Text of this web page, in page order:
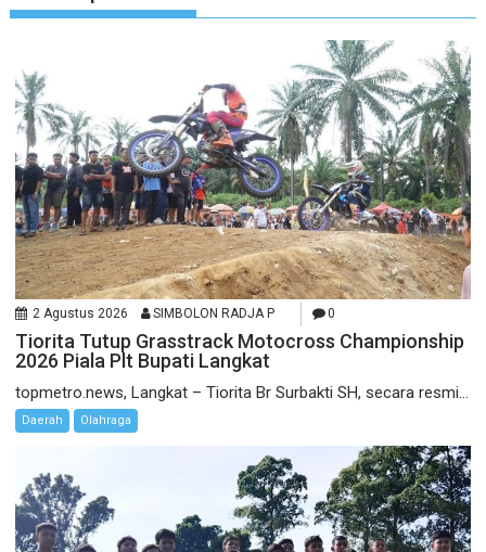
2 Agustus 2026 SIMBOLON RADJA P 0
Tiorita Tutup Grasstrack Motocross Championship
2026 Piala Plt Bupati Langkat
topmetro.news, Langkat – Tiorita Br Surbakti SH, secara resmi...
Daerah Olahraga